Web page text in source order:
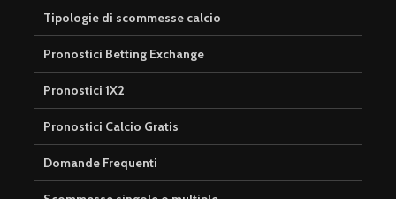
Tipologie di scommesse calcio
Pronostici Betting Exchange
Pronostici 1X2
Pronostici Calcio Gratis
Domande Frequenti